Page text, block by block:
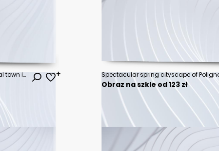
Castellammare del Golfo - beautiful coastal town in Sicily. Italy
Obraz na szkle od 123 zł